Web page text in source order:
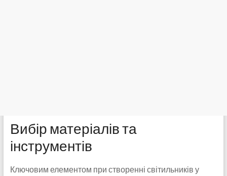
Вибір матеріалів та
інструментів
Ключовим елементом при створенні світильників у